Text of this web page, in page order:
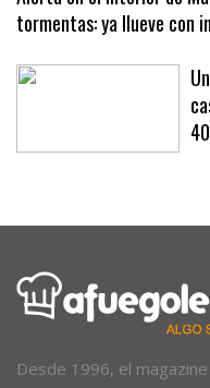
Alerta en el interior de
tormentas: ya llueve con